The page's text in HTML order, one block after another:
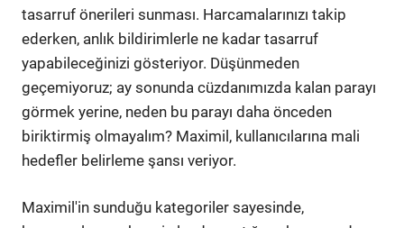
tasarruf önerileri sunması. Harcamalarınızı takip
ederken, anlık bildirimlerle ne kadar tasarruf
yapabileceğinizi gösteriyor. Düşünmeden
geçemiyoruz; ay sonunda cüzdanımızda kalan parayı
görmek yerine, neden bu parayı daha önceden
biriktirmiş olmayalım? Maximil, kullanıcılarına mali
hedefler belirleme şansı veriyor.
Maximil'in sunduğu kategoriler sayesinde,